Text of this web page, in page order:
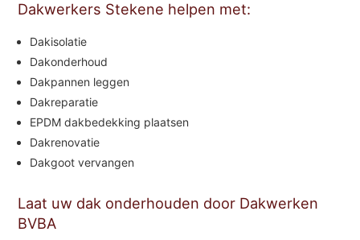
Dakwerkers Stekene helpen met:
Dakisolatie
Dakonderhoud
Dakpannen leggen
Dakreparatie
EPDM dakbedekking plaatsen
Dakrenovatie
Dakgoot vervangen
Laat uw dak onderhouden door Dakwerken
BVBA